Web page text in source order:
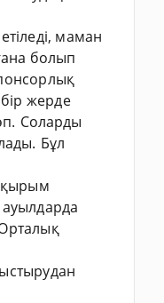
маман
болып
жерде
Соларды
Бұл